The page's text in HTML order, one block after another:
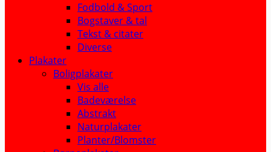
Fodbold & Sport
Bogstaver & tal
Tekst & citater
Diverse
Plakater
Boligplakater
Vis alle
Badeværelse
Abstrakt
Naturplakater
Planter/Blomster